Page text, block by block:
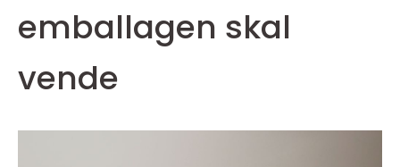
emballagen skal
vende